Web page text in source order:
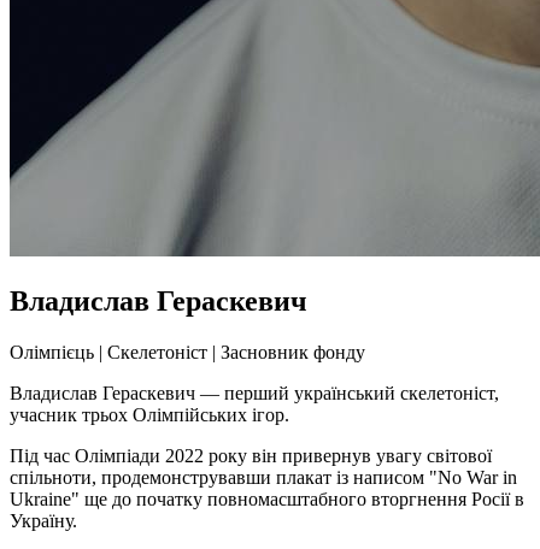
Владислав Гераскевич
Олімпієць | Скелетоніст | Засновник фонду
Владислав Гераскевич — перший український скелетоніст,
учасник трьох Олімпійських ігор.
Під час Олімпіади 2022 року він привернув увагу світової
спільноти, продемонструвавши плакат із написом "No War in
Ukraine" ще до початку повномасштабного вторгнення Росії в
Україну.